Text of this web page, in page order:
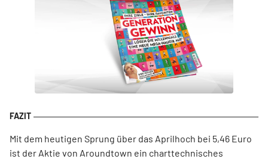
Mit dem heutigen Sprung über das Aprilhoch bei 5,46 Euro
ist der Aktie von Aroundtown ein charttechnisches